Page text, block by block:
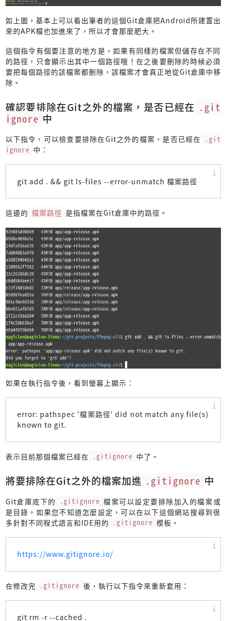
如上圖，基本上可以看出筆者的這個Git倉庫把Android所建置出
來的APK檔也加進來了，所以才會那麼肥大。
這個指令有個要注意的地方是，如果有同樣的檔案但儲存在不同
的路徑，只會顯示出其中一個路徑哦！在之後要刪除的時候必須
要把每個路徑的該檔案都刪除，該檔案才會真正地從Git倉庫中移
除。
確認要排除在Git之外的檔案，是否已經在 .git
ignore 中
以下指令，可以檢查要排除在Git之外的檔案，是否已經在 .git
ignore 中：
git add . && git ls-files --error-unmatch 檔案路徑
這邊的 檔案路徑 是指檔案在Git倉庫中的路徑。
如果在執行指令後，看到螢幕上顯示：
error: pathspec '檔案路徑' did not match any file(s)
known to git.
表示目前那個檔案已經在 .gitignore 中了。
將要排除在Git之外的檔案加進 .gitignore 中
Git倉庫底下的 .gitignore 檔案可以設定要排除加入的檔案或
是目錄。如果您不知道怎麼設定，可以在以下這個網站搜尋到很
多針對不同程式語言和IDE用的 .gitignore 模板。
https://www.gitignore.io/
在修改完 .gitignore 後，執行以下指令來重新套用：
git rm -r --cached .